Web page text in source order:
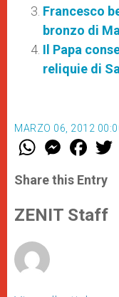
Francesco
bronzo di
Il Papa
reliquie di
MARZO 06, 2012
W
t
s
p
p
M
e
s
e
g
e
F
a
e
b
o
k
Share this Entry
ZENIT Staff